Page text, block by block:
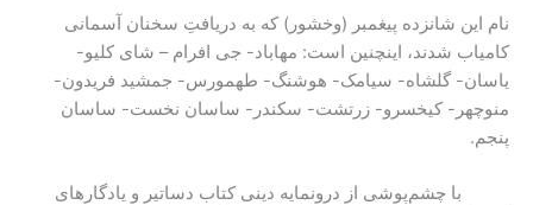
نام این شانزده پیغمبر (وخشور) که به دریافتِ سخنان آسمانی
کامیاب شدند، اینچنین است: مهاباد- جی افرام – شای کلیو-
یاسان- گلشاه- سیامک- هوشنگ- طهمورس- جمشید فریدون-
منوچهر- کیخسرو- زرتشت- سکندر- ساسان نخست- ساسان
پنجم.
با چشم‌پوشی از درونمایه دینی کتاب دساتیر و یادگارهای